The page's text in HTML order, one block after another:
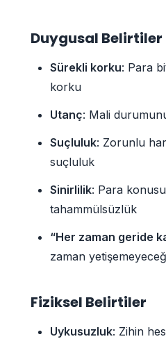
Duygusal Belirtiler
Sürekli korku: Para
korku
Utanç: Mali
Suçluluk: Zorunlu
suçluluk
Sinirlilik: Para konusu
tahammülsüzlük
“Her zaman geride
zaman
Fiziksel Belirtiler
Uykusuzluk: Zihin